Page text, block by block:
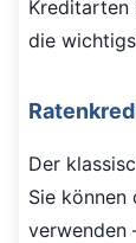
Kreditarten
die
Der
Sie
verwenden